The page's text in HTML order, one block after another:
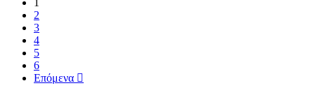
2
3
4
5
6
Επόμενα